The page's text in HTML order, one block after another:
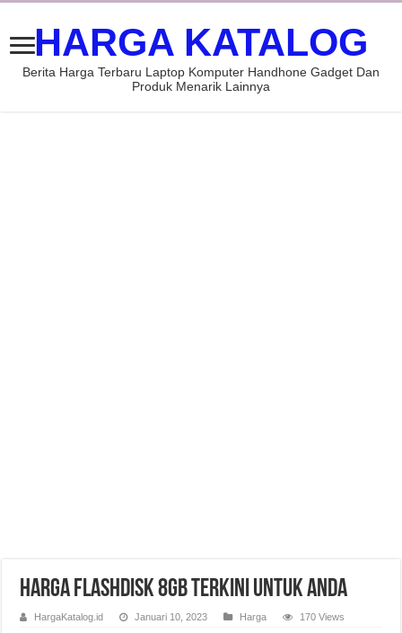
HARGA KATALOG
Berita Harga Terbaru Laptop Komputer Handhone Gadget Dan
Produk Menarik Lainnya
Harga Flashdisk 8GB Terkini untuk Anda
HargaKatalog.id Januari 10, 2023 Harga 170 Views